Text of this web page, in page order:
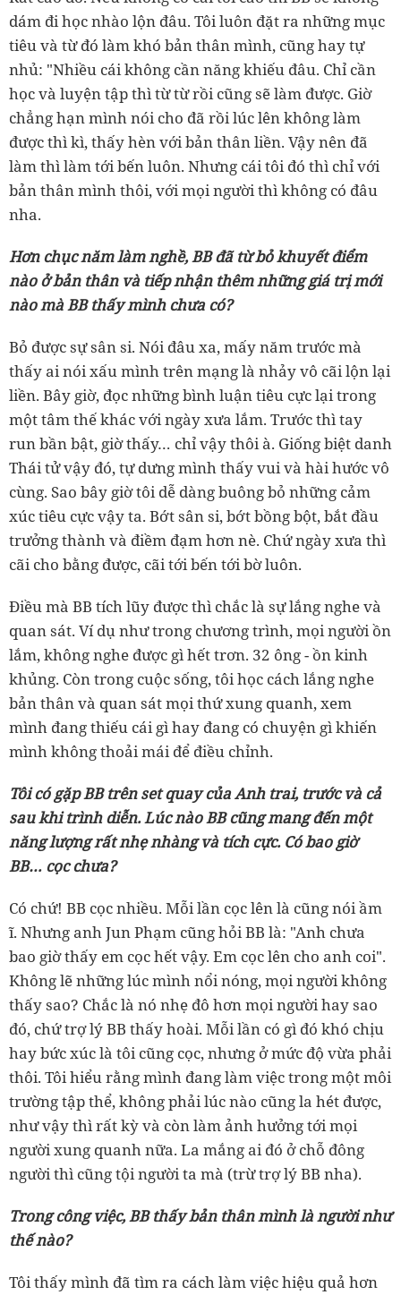
dám đi học nhào lộn đâu. Tôi luôn đặt ra những mục
tiêu và từ đó làm khó bản thân mình, cũng hay tự
nhủ: "Nhiều cái không cần năng khiếu đâu. Chỉ cần
học và luyện tập thì từ từ rồi cũng sẽ làm được. Giờ
chẳng hạn mình nói cho đã rồi lúc lên không làm
được thì kì, thấy hèn với bản thân liền. Vậy nên đã
làm thì làm tới bến luôn. Nhưng cái tôi đó thì chỉ với
bản thân mình thôi, với mọi người thì không có đâu
nha.
Hơn chục năm làm nghề, BB đã từ bỏ khuyết điểm
nào ở bản thân và tiếp nhận thêm những giá trị mới
nào mà BB thấy mình chưa có?
Bỏ được sự sân si. Nói đâu xa, mấy năm trước mà
thấy ai nói xấu mình trên mạng là nhảy vô cãi lộn lại
liền. Bây giờ, đọc những bình luận tiêu cực lại trong
một tâm thế khác với ngày xưa lắm. Trước thì tay
run bần bật, giờ thấy… chỉ vậy thôi à. Giống biệt danh
Thái tử vậy đó, tự dưng mình thấy vui và hài hước vô
cùng. Sao bây giờ tôi dễ dàng buông bỏ những cảm
xúc tiêu cực vậy ta. Bớt sân si, bớt bồng bột, bắt đầu
trưởng thành và điềm đạm hơn nè. Chứ ngày xưa thì
cãi cho bằng được, cãi tới bến tới bờ luôn.
Điều mà BB tích lũy được thì chắc là sự lắng nghe và
quan sát. Ví dụ như trong chương trình, mọi người ồn
lắm, không nghe được gì hết trơn. 32 ông - ồn kinh
khủng. Còn trong cuộc sống, tôi học cách lắng nghe
bản thân và quan sát mọi thứ xung quanh, xem
mình đang thiếu cái gì hay đang có chuyện gì khiến
mình không thoải mái để điều chỉnh.
Tôi có gặp BB trên set quay của Anh trai, trước và cả
sau khi trình diễn. Lúc nào BB cũng mang đến một
năng lượng rất nhẹ nhàng và tích cực. Có bao giờ
BB… cọc chưa?
Có chứ! BB cọc nhiều. Mỗi lần cọc lên là cũng nói ầm
ĩ. Nhưng anh Jun Phạm cũng hỏi BB là: "Anh chưa
bao giờ thấy em cọc hết vậy. Em cọc lên cho anh coi".
Không lẽ những lúc mình nổi nóng, mọi người không
thấy sao? Chắc là nó nhẹ đô hơn mọi người hay sao
đó, chứ trợ lý BB thấy hoài. Mỗi lần có gì đó khó chịu
hay bức xúc là tôi cũng cọc, nhưng ở mức độ vừa phải
thôi. Tôi hiểu rằng mình đang làm việc trong một môi
trường tập thể, không phải lúc nào cũng la hét được,
như vậy thì rất kỳ và còn làm ảnh hưởng tới mọi
người xung quanh nữa. La mắng ai đó ở chỗ đông
người thì cũng tội người ta mà (trừ trợ lý BB nha).
Trong công việc, BB thấy bản thân mình là người như
thế nào?
Tôi thấy mình đã tìm ra cách làm việc hiệu quả hơn